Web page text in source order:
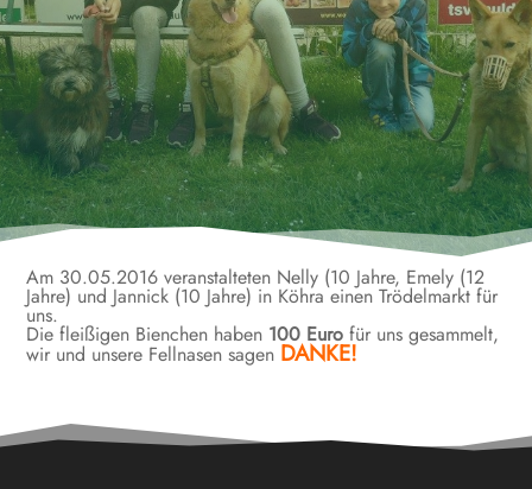
Am 30.05.2016 veranstalteten Nelly (10 Jahre, Emely (12
Jahre) und Jannick (10 Jahre) in Köhra einen Trödelmarkt für
uns.
Die fleißigen Bienchen haben 100 Euro für uns gesammelt,
wir und unsere Fellnasen sagen DANKE!